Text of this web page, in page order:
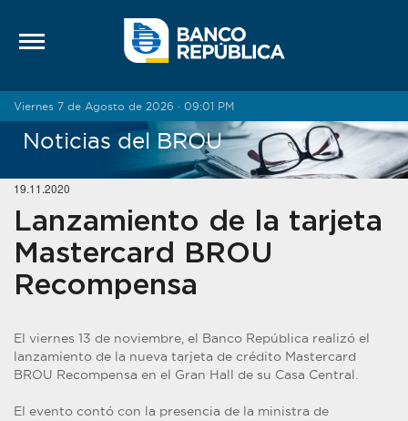
Viernes 7 de Agosto de 2026 · 09:01 PM
Noticias del BROU
19.11.2020
Lanzamiento de la tarjeta
Mastercard BROU
Recompensa
El viernes 13 de noviembre, el Banco República realizó el
lanzamiento de la nueva tarjeta de crédito Mastercard
BROU Recompensa en el Gran Hall de su Casa Central.
El evento contó con la presencia de la ministra de